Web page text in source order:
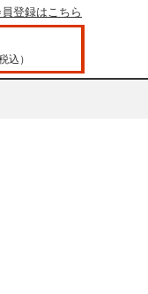
登録はこちら
込）